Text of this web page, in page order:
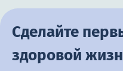
Сделайте
здоровой